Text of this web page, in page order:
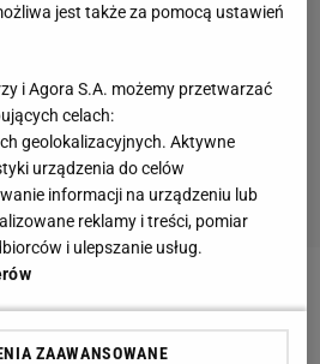
zna każdy, ale czy wystarczy jeden
tytuł?
jest także za pomocą ustawień
i Agora S.A. możemy przetwarzać
celach:
geolokalizacyjnych. Aktywne
urządzenia do celów
informacji na urządzeniu lub
reklamy i treści, pomiar
i ulepszanie usług.
ZAAWANSOWANE